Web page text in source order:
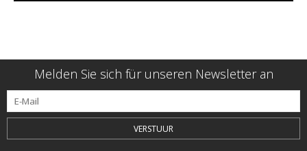
Melden Sie sich für unseren Newsletter an
VERSTUUR